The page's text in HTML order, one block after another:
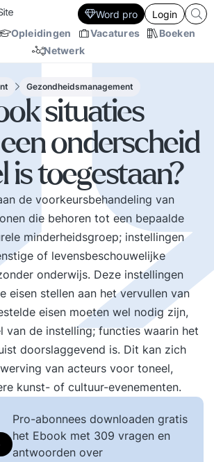
Opleidingen Vacatures
Boeken
Netwerk
Word pro Login
Gezondheidsmanagement
situaties
onderscheid
is toegestaan?
de voorkeursbehandeling van
die behoren tot een bepaalde
minderheidsgroep; instellingen
of levensbeschouwelijke
onderwijs. Deze instellingen
eisen stellen aan het vervullen van
eisen moeten wel nodig zijn,
van de instelling; functies waarin het
doorslaggevend is. Dit kan zich
van acteurs voor toneel,
kunst- of cultuur-evenementen.
Pro-abonnees downloaden gratis
het Ebook met 309 vragen en
antwoorden over